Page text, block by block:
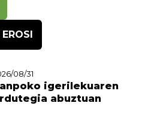
08/31
igerilekuaren
abuztuan